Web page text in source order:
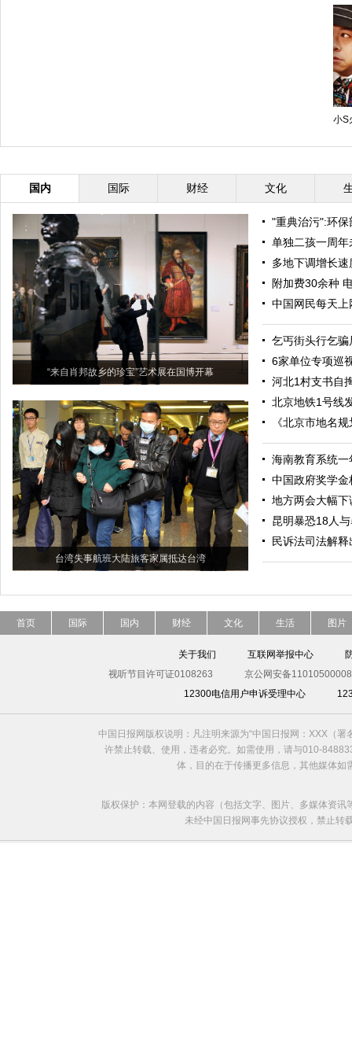
小S
国内 国际 财经 文化
“来自肖邦故乡的珍宝”艺术展在国博开幕
台湾失事航班大陆旅客家属抵达台湾
"重典治污":环
单独二孩一周
多地下调增长
附加费30余种
中国网民每天上
乞丐街头行乞
6家单位专项巡
河北1村支书自
北京地铁1号线
《北京市地名
海南教育系统
中国政府奖学
地方两会大幅
昆明暴恐18人
民诉法司法解
首页 国际 国内 财经 文化 生活 图片
关于我们 互联网举报中心
视听节目许可证0108263
京公网安备
12300电信用户申诉受理中心
中国日报网版权说明：凡注明来源为“中国日报网：XXX（
许禁止转载、使用，违者必究。如需使用，请与010-
体，目的在于传播更多信息，其他媒体
版权保护：本网登载的内容（包括文字、图片、多媒体资
未经中国日报网事先协议授权，禁止转